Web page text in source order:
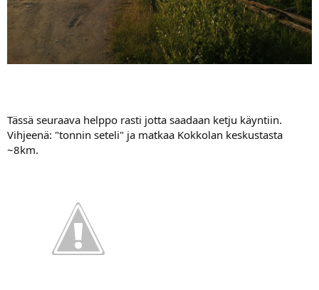
Tässä seuraava helppo rasti jotta saadaan ketju käyntiin.
Vihjeenä: "tonnin seteli" ja matkaa Kokkolan keskustasta
~8km.